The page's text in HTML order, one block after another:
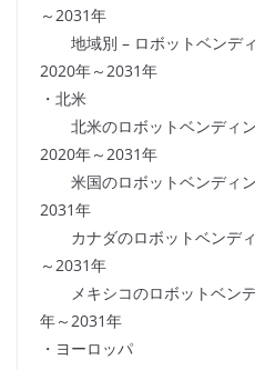
～2031年
地域別 – ロボットベンディ
2020年～2031年
・北米
北米のロボットベンディン
2020年～2031年
米国のロボットベンディン
2031年
カナダのロボットベンデ
～2031年
メキシコのロボットベン
年～2031年
・ヨーロッパ